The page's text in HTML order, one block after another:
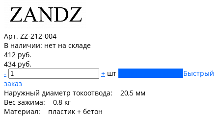
Арт. ZZ-212-004
В наличии: нет на складе
412 руб.
434 руб.
-
+ шт
Быстрый
заказ
Наружный диаметр токоотвода: 20,5 мм
Вес зажима: 0,8 кг
Материал: пластик + бетон